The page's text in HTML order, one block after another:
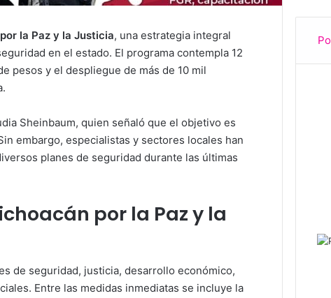
la Paz y la Justicia, una estrategia integral
en el estado. El programa contempla 12
pesos y el despliegue de más de 10 mil
Sheinbaum, quien señaló que el objetivo es
embargo, especialistas y sectores locales han
planes de seguridad durante las últimas
por la Paz y la
de seguridad, justicia, desarrollo económico,
Entre las medidas inmediatas se incluye la